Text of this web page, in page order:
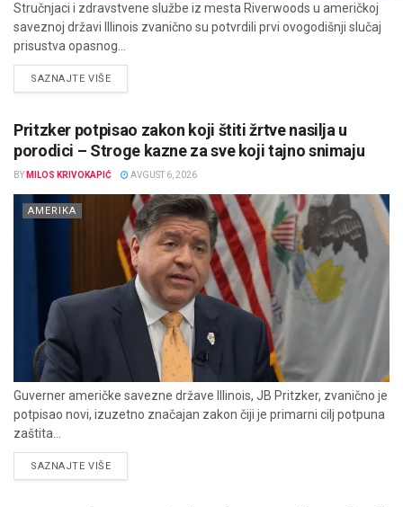
Stručnjaci i zdravstvene službe iz mesta Riverwoods u američkoj
saveznoj državi Illinois zvanično su potvrdili prvi ovogodišnji slučaj
prisustva opasnog...
SAZNAJTE VIŠEDETAILS
Pritzker potpisao zakon koji štiti žrtve nasilja u
porodici – Stroge kazne za sve koji tajno snimaju
BY MILOS KRIVOKAPIĆ AVGUST 6, 2026
AMERIKA
Guverner američke savezne države Illinois, JB Pritzker, zvanično je
potpisao novi, izuzetno značajan zakon čiji je primarni cilj potpuna
zaštita...
SAZNAJTE VIŠEDETAILS